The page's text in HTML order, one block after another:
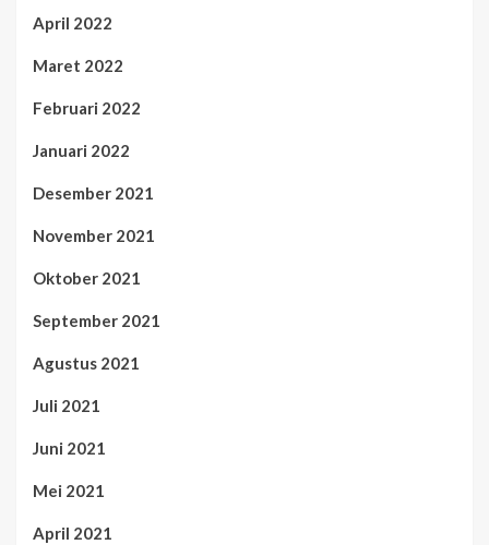
April 2022
Maret 2022
Februari 2022
Januari 2022
Desember 2021
November 2021
Oktober 2021
September 2021
Agustus 2021
Juli 2021
Juni 2021
Mei 2021
April 2021